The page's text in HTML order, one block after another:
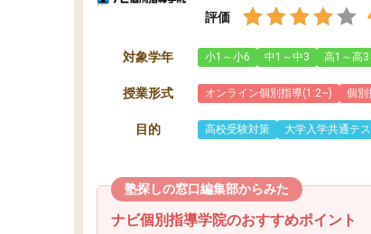
評価
対象学年 小1～小6 中1～中3 高1～高3
授業形式 オンライン個別指導(1:2~) 個別
目的 高校受験対策 大学入学共通テ
塾探しの窓口編集部からみた
ナビ個別指導学院のおすすめポイント